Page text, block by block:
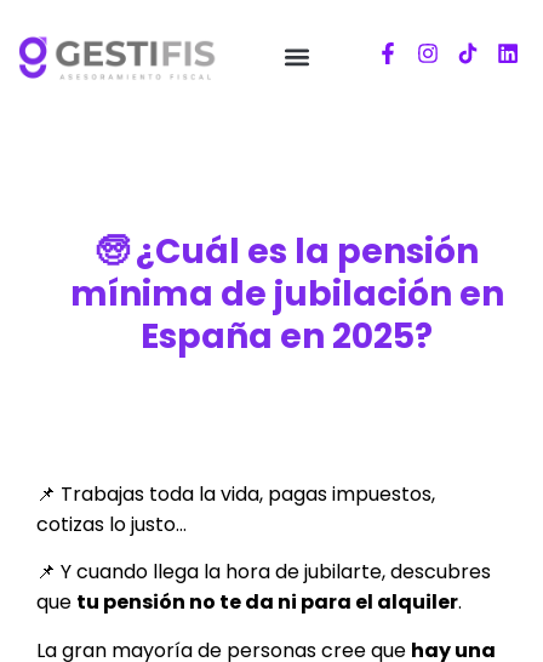
🧓 ¿Cuál es la pensión
mínima de jubilación en
España en 2025?
📌 Trabajas toda la vida, pagas impuestos,
cotizas lo justo…
📌 Y cuando llega la hora de jubilarte, descubres
que tu pensión no te da ni para el alquiler.
La gran mayoría de personas cree que hay una